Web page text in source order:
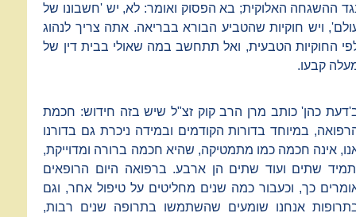
ההשגחה האלוקית; בא הפסוק ואומר: לא, יש 'חשבונו של
ויש חוקיות שהטביע הבורא בבריאה. אתה צריך לנהוג
החוקיות הטבעית, ואל תתחשב במה שאולי בבית דין של
קבעו.
כהן' כותב מרן הרב קוק זצ"ל שיש בזה חידוש: חכמת
במיוחד בדורות הקודמים ובמידה ניכרת גם בדורנו
אינה חכמה כמו מתמטיקה, שהיא חכמה ברורה ומדוייקת,
שתים ועוד שתים הן ארבע. ברפואה היום הרופאים
כך, וכעבור כמה שנים מחליטים על טיפול אחר, וגם
אנחנו שומעים שהשתמשו בתרופה שנים רבות,